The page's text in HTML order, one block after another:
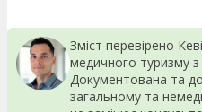
Зміст перевірено
медичного туризму
Документована та
загальному та